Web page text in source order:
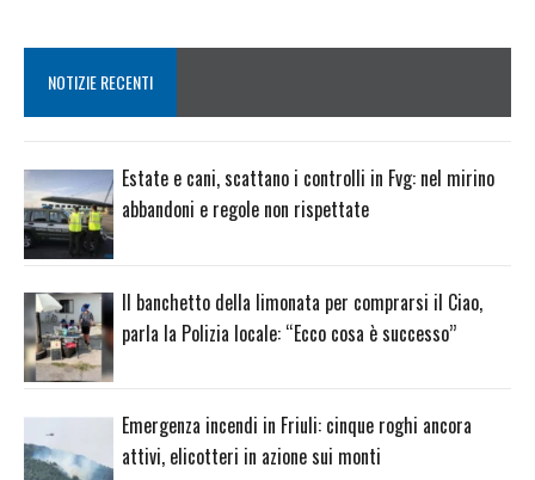
NOTIZIE RECENTI
Estate e cani, scattano i controlli in Fvg: nel mirino
abbandoni e regole non rispettate
Il banchetto della limonata per comprarsi il Ciao,
parla la Polizia locale: “Ecco cosa è successo”
Emergenza incendi in Friuli: cinque roghi ancora
attivi, elicotteri in azione sui monti